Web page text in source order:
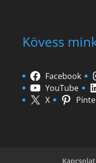
Kövess
Facebook
YouTube
X
Kapcsolat